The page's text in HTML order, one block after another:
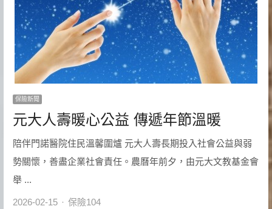
保險新聞
元大人壽暖心公益 傳遞年節溫暖
陪伴門諾醫院住民溫馨圍爐 元大人壽長期投入社會公益與弱
勢關懷，善盡企業社會責任。農曆年前夕，由元大文教基金會
舉 ...
2026-02-15 Author
保險104